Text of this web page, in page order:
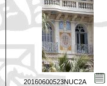
20160600523NUC2A